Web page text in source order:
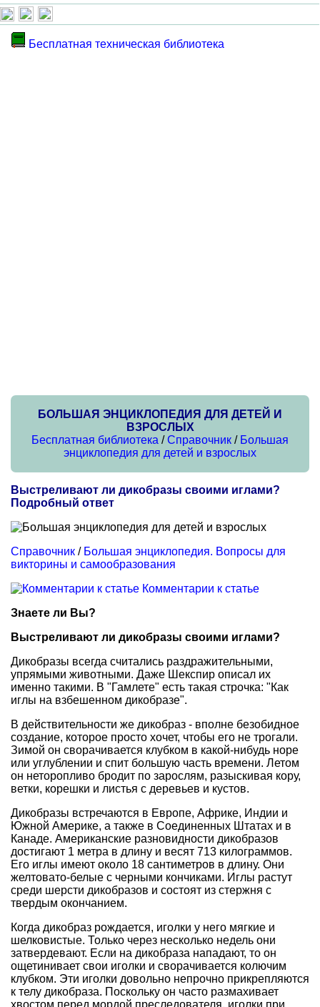
Бесплатная техническая библиотека
БОЛЬШАЯ ЭНЦИКЛОПЕДИЯ ДЛЯ ДЕТЕЙ И
ВЗРОСЛЫХ
Бесплатная библиотека /Справочник / Большая
энциклопедия для детей и взрослых
Выстреливают ли дикобразы своими иглами?
Подробный ответ
Справочник / Большая энциклопедия. Вопросы для
викторины и самообразования
Комментарии к статье
Знаете ли Вы?
Выстреливают ли дикобразы своими иглами?
Дикобразы всегда считались раздражительными,
упрямыми животными. Даже Шекспир описал их
именно такими. В "Гамлете" есть такая строчка: "Как
иглы на взбешенном дикобразе".
В действительности же дикобраз - вполне безобидное
создание, которое просто хочет, чтобы его не трогали.
Зимой он сворачивается клубком в какой-нибудь норе
или углублении и спит большую часть времени. Летом
он неторопливо бродит по зарослям, разыскивая кору,
ветки, корешки и листья с деревьев и кустов.
Дикобразы встречаются в Европе, Африке, Индии и
Южной Америке, а также в Соединенных Штатах и в
Канаде. Американские разновидности дикобразов
достигают 1 метра в длину и весят 713 килограммов.
Его иглы имеют около 18 сантиметров в длину. Они
желтовато-белые с черными кончиками. Иглы растут
среди шерсти дикобразов и состоят из стержня с
твердым окончанием.
Когда дикобраз рождается, иголки у него мягкие и
шелковистые. Только через несколько недель они
затвердевают. Если на дикобраза нападают, то он
ощетинивает свои иголки и сворачивается колючим
клубком. Эти иголки довольно непрочно прикрепляются
к телу дикобраза. Поскольку он часто размахивает
хвостом перед мордой преследователя, иголки при